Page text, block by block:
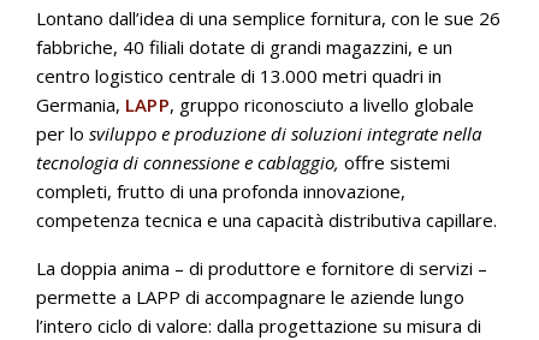
Lontano dall’idea di una semplice fornitura, con le sue 26
fabbriche, 40 filiali dotate di grandi magazzini, e un
centro logistico centrale di 13.000 metri quadri in
Germania, LAPP, gruppo riconosciuto a livello globale
per lo sviluppo e produzione di soluzioni integrate nella
tecnologia di connessione e cablaggio, offre sistemi
completi, frutto di una profonda innovazione,
competenza tecnica e una capacità distributiva capillare.
La doppia anima – di produttore e fornitore di servizi –
permette a LAPP di accompagnare le aziende lungo
l’intero ciclo di valore: dalla progettazione su misura di